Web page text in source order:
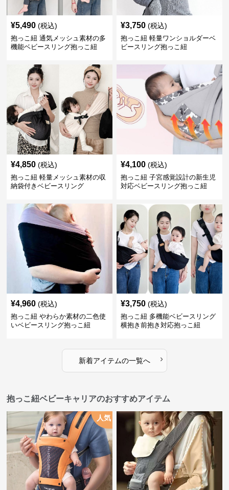
¥5,490 (税込)
抱っこ紐 通気メッシュ素材の多
機能ベビースリング抱っこ紐
¥3,750 (税込)
抱っこ紐 軽量ワンショルダーベ
ビースリング抱っこ紐
¥4,850 (税込)
抱っこ紐 軽量メッシュ素材の収
納袋付きベビースリング
¥4,100 (税込)
抱っこ紐 子宮感覚設計の新生児
対応ベビースリング抱っこ紐
¥4,960 (税込)
抱っこ紐 やわらか素材の二色使
いベビースリング抱っこ紐
¥3,750 (税込)
抱っこ紐 多機能ベビースリング
横抱き前抱き対応抱っこ紐
新着アイテムの一覧へ ›
抱っこ紐ベビーキャリアのおすすめアイテム
人気